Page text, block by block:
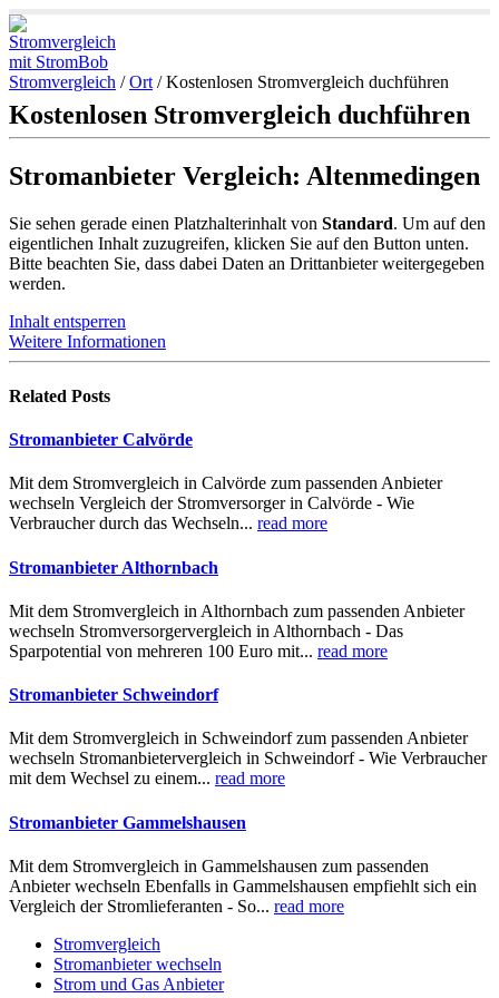
Stromvergleich /Ort /Kostenlosen Stromvergleich duchführen
Kostenlosen Stromvergleich duchführen
Stromanbieter Vergleich: Altenmedingen
Sie sehen gerade einen Platzhalterinhalt von Standard. Um auf den
eigentlichen Inhalt zuzugreifen, klicken Sie auf den Button unten.
Bitte beachten Sie, dass dabei Daten an Drittanbieter weitergegeben
werden.
Inhalt entsperren
Weitere Informationen
Related Posts
Stromanbieter Calvörde
Mit dem Stromvergleich in Calvörde zum passenden Anbieter
wechseln Vergleich der Stromversorger in Calvörde - Wie
Verbraucher durch das Wechseln... read more
Stromanbieter Althornbach
Mit dem Stromvergleich in Althornbach zum passenden Anbieter
wechseln Stromversorgervergleich in Althornbach - Das
Sparpotential von mehreren 100 Euro mit... read more
Stromanbieter Schweindorf
Mit dem Stromvergleich in Schweindorf zum passenden Anbieter
wechseln Stromanbietervergleich in Schweindorf - Wie Verbraucher
mit dem Wechsel zu einem... read more
Stromanbieter Gammelshausen
Mit dem Stromvergleich in Gammelshausen zum passenden
Anbieter wechseln Ebenfalls in Gammelshausen empfiehlt sich ein
Vergleich der Stromlieferanten - So... read more
Stromvergleich
Stromanbieter wechseln
Strom und Gas Anbieter